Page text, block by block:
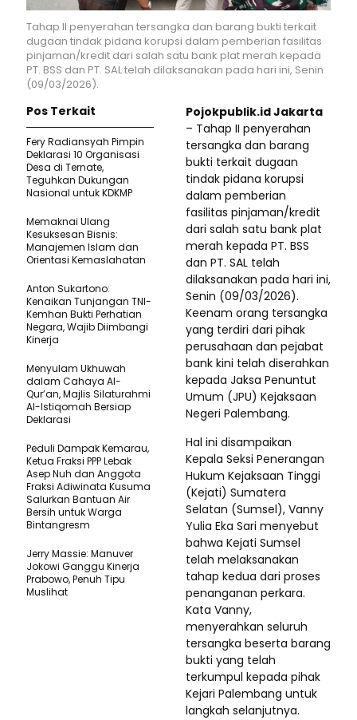
Tahap II penyerahan tersangka dan barang bukti terkait
dugaan tindak pidana korupsi dalam pemberian fasilitas
pinjaman/kredit dari salah satu bank plat merah kepada
PT. BSS dan PT. SAL telah dilaksanakan pada hari ini, Senin
(09/03/2026).
Pojokpublik.id Jakarta
– Tahap II penyerahan
tersangka dan barang
bukti terkait dugaan
tindak pidana korupsi
dalam pemberian
fasilitas pinjaman/kredit
dari salah satu bank plat
merah kepada PT. BSS
dan PT. SAL telah
dilaksanakan pada hari ini,
Senin (09/03/2026).
Keenam orang tersangka
yang terdiri dari pihak
perusahaan dan pejabat
bank kini telah diserahkan
kepada Jaksa Penuntut
Umum (JPU) Kejaksaan
Negeri Palembang.
Hal ini disampaikan
Kepala Seksi Penerangan
Hukum Kejaksaan Tinggi
(Kejati) Sumatera
Selatan (Sumsel), Vanny
Yulia Eka Sari menyebut
bahwa Kejati Sumsel
telah melaksanakan
tahap kedua dari proses
penanganan perkara.
Kata Vanny,
menyerahkan seluruh
tersangka beserta barang
bukti yang telah
terkumpul kepada pihak
Kejari Palembang untuk
langkah selanjutnya.
Pos Terkait
Fery Radiansyah Pimpin
Deklarasi 10 Organisasi
Desa di Ternate,
Teguhkan Dukungan
Nasional untuk KDKMP
Memaknai Ulang
Kesuksesan Bisnis:
Manajemen Islam dan
Orientasi Kemaslahatan
Anton Sukartono:
Kenaikan Tunjangan TNI-
Kemhan Bukti Perhatian
Negara, Wajib Diimbangi
Kinerja
Menyulam Ukhuwah
dalam Cahaya Al-
Qur’an, Majlis Silaturahmi
Al-Istiqomah Bersiap
Deklarasi
Peduli Dampak Kemarau,
Ketua Fraksi PPP Lebak
Asep Nuh dan Anggota
Fraksi Adiwinata Kusuma
Salurkan Bantuan Air
Bersih untuk Warga
Bintangresm
Jerry Massie: Manuver
Jokowi Ganggu Kinerja
Prabowo, Penuh Tipu
Muslihat